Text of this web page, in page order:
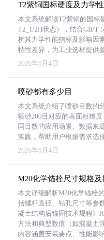
T2紫铜国标硬度及力学
本文系统解读T2紫铜的国标
T2_1/2H状态），结合GB/T
析其力学性能指标及影响因
特性差异，为工业选材提供
2026年8月4日
喷砂都有多少目
本文系统介绍了喷砂目数的
喷砂200目对应的表面粗糙
同目数的应用场景。数据来
实践，帮助用户根据需求选
2026年8月4日
M20化学锚栓尺寸规格
本文详细解析M20化学锚栓
括螺杆直径、钻孔尺寸等参
凝土结构后锚固技术规程》
方法和典型数值（如混凝土
内容涵盖安装要点、性能影